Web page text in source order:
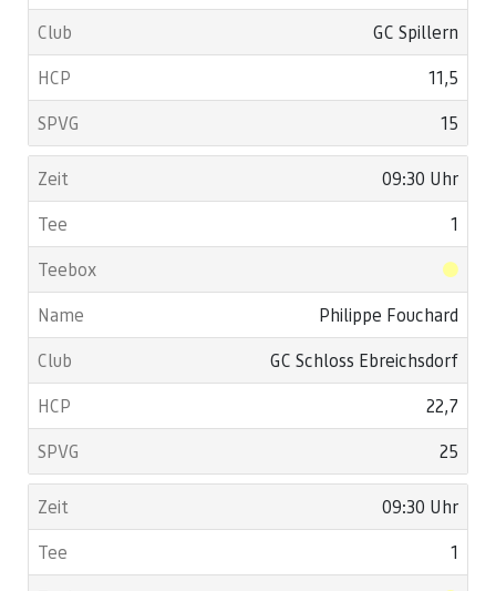
GC Spillern
11,5
15
09:30 Uhr
1
Philippe Fouchard
GC Schloss Ebreichsdorf
22,7
25
09:30 Uhr
1